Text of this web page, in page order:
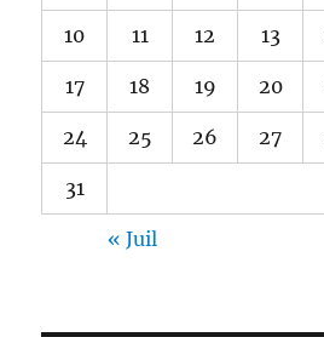
10 11 12 13
17 18 19 20
24 25 26 27
31
« Juil